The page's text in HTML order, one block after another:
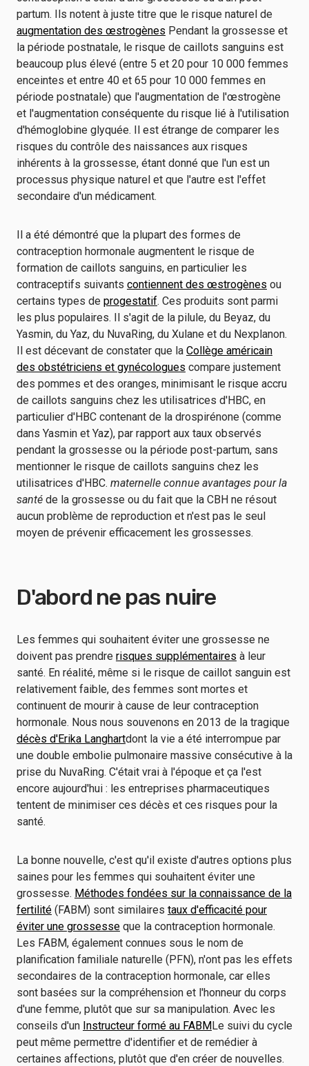
partum. Ils notent à juste titre que le risque naturel de
augmentation des œstrogènes Pendant la grossesse et
la période postnatale, le risque de caillots sanguins est
beaucoup plus élevé (entre 5 et 20 pour 10 000 femmes
enceintes et entre 40 et 65 pour 10 000 femmes en
période postnatale) que l'augmentation de l'œstrogène
et l'augmentation conséquente du risque lié à l'utilisation
d'hémoglobine glyquée. Il est étrange de comparer les
risques du contrôle des naissances aux risques
inhérents à la grossesse, étant donné que l'un est un
processus physique naturel et que l'autre est l'effet
secondaire d'un médicament.
Il a été démontré que la plupart des formes de
contraception hormonale augmentent le risque de
formation de caillots sanguins, en particulier les
contraceptifs suivants contiennent des œstrogènes ou
certains types de progestatif. Ces produits sont parmi
les plus populaires. Il s'agit de la pilule, du Beyaz, du
Yasmin, du Yaz, du NuvaRing, du Xulane et du Nexplanon.
Il est décevant de constater que la Collège américain
des obstétriciens et gynécologues compare justement
des pommes et des oranges, minimisant le risque accru
de caillots sanguins chez les utilisatrices d'HBC, en
particulier d'HBC contenant de la drospirénone (comme
dans Yasmin et Yaz), par rapport aux taux observés
pendant la grossesse ou la période post-partum, sans
mentionner le risque de caillots sanguins chez les
utilisatrices d'HBC. maternelle connue avantages pour la
santé de la grossesse ou du fait que la CBH ne résout
aucun problème de reproduction et n'est pas le seul
moyen de prévenir efficacement les grossesses.
D'abord ne pas nuire
Les femmes qui souhaitent éviter une grossesse ne
doivent pas prendre risques supplémentaires à leur
santé. En réalité, même si le risque de caillot sanguin est
relativement faible, des femmes sont mortes et
continuent de mourir à cause de leur contraception
hormonale. Nous nous souvenons en 2013 de la tragique
décès d'Erika Langhartdont la vie a été interrompue par
une double embolie pulmonaire massive consécutive à la
prise du NuvaRing. C'était vrai à l'époque et ça l'est
encore aujourd'hui : les entreprises pharmaceutiques
tentent de minimiser ces décès et ces risques pour la
santé.
La bonne nouvelle, c'est qu'il existe d'autres options plus
saines pour les femmes qui souhaitent éviter une
grossesse. Méthodes fondées sur la connaissance de la
fertilité (FABM) sont similaires taux d'efficacité pour
éviter une grossesse que la contraception hormonale.
Les FABM, également connues sous le nom de
planification familiale naturelle (PFN), n'ont pas les effets
secondaires de la contraception hormonale, car elles
sont basées sur la compréhension et l'honneur du corps
d'une femme, plutôt que sur sa manipulation. Avec les
conseils d'un Instructeur formé au FABMLe suivi du cycle
peut même permettre d'identifier et de remédier à
certaines affections, plutôt que d'en créer de nouvelles.